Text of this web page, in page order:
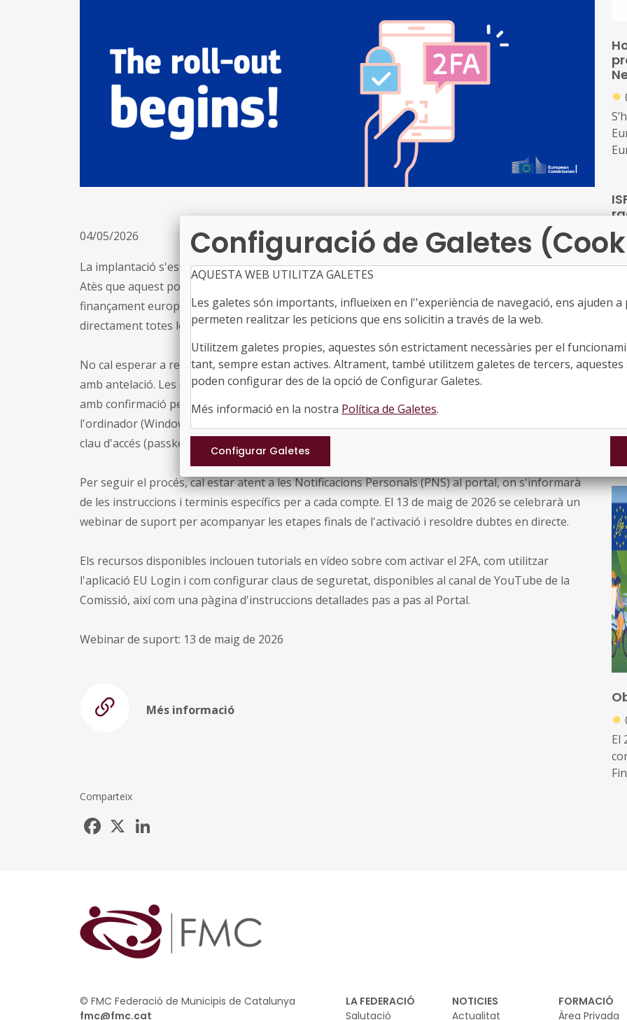
04/05/2026
La implantació s'està fent de manera gradual per lots setmanals al llarg d'abril i maig de 2026.
Atès que aquest portal és l'eina a través de la qual es presenten la majoria de sol·licituds de
finançament europeu (Horizon Europe, LIFE, Creative Europe, CERV i altres), aquest canvi afecta
directament totes les organitzacions que hi tinguin projectes actius o en preparació.
No cal esperar a rebre la notificació: es recomana configurar el mètode d'autenticació preferit
amb antelació. Les opcions disponibles són l'aplicació mòbil EU Login (el mètode més recomanat,
amb confirmació per PIN o biometria), una clau de seguretat física USB o el xip intern de
l'ordinador (Windows Hello o Touch ID), el DNI electrònic nacional si el país hi dona suport, o una
clau d'accés (passkey) des del mòbil via Bluetooth sense necessitat d'instal·lar cap aplicació.
Per seguir el procés, cal estar atent a les Notificacions Personals (PNS) al portal, on s'informarà
de les instruccions i terminis específics per a cada compte. El 13 de maig de 2026 se celebrarà un
webinar de suport per acompanyar les etapes finals de l'activació i resoldre dubtes en directe.
Els recursos disponibles inclouen tutorials en vídeo sobre com activar el 2FA, com utilitzar
l'aplicació EU Login i com configurar claus de seguretat, disponibles al canal de YouTube de la
Comissió, així com una pàgina d'instruccions detallades pas a pas al Portal.
Webinar de suport: 13 de maig de 2026
Més informació
Comparteix
Facebook
●
●
●
El
LA FEDERACIÓ
Salutació
NOTICIES
Actualitat
FORMACIÓ
Àrea Privada
© FMC Federació de Municipis de Catalunya
fmc@fmc.cat
Configuració de Galetes
AQUESTA WEB UTILITZA GALETES
Les galetes són importants, influeixen en l''experiència de navegació, ens ajuden
permeten realitzar les peticions que ens solicitin a través de la web.
Utilitzem galetes propies, aquestes són estrictament necessàries per el
tant, sempre estan actives. Altrament, també utilitzem galetes de tercers, aquestes
poden configurar des de la opció de Configurar Galetes.
Més informació en la nostra Política de Galetes.